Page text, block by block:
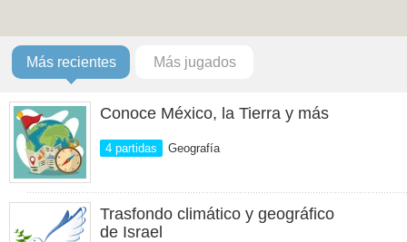
Más recientes Más jugados
Conoce México, la Tierra y más
4 partidas Geografía
Trasfondo climático y geográfico
de Israel